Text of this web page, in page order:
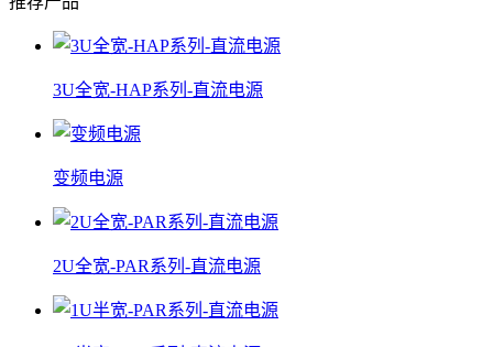
3U全宽-HAP系列-直流电源
变频电源
2U全宽-PAR系列-直流电源